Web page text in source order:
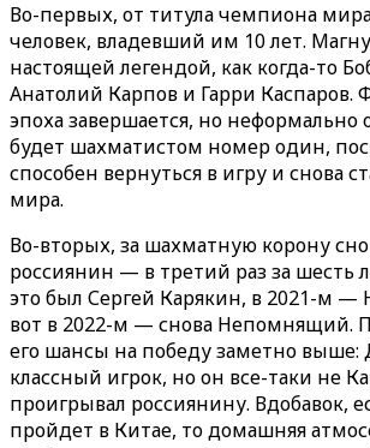
Во-первых, от титула чемпиона мира
человек, владевший им 10 лет.
настоящей легендой, как когда-то
Анатолий Карпов и Гарри Каспаров.
эпоха завершается, но неформально
будет шахматистом номер один,
способен вернуться в игру и снова
мира.
Во-вторых, за шахматную корону
россиянин — в третий раз за шесть
это был Сергей Карякин, в 2021-м
вот в 2022-м — снова Непомнящий.
его шансы на победу заметно
классный игрок, но он все-таки не
проигрывал россиянину. Вдобавок,
пройдет в Китае, то домашняя